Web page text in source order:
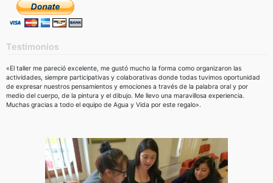
Testimonios
«El taller me pareció excelente, me gustó mucho la forma como organizaron las
actividades, siempre participativas y colaborativas donde todas tuvimos oportunidad
de expresar nuestros pensamientos y emociones a través de la palabra oral y por
medio del cuerpo, de la pintura y el dibujo. Me llevo una maravillosa experiencia.
Muchas gracias a todo el equipo de Agua y Vida por este regalo».